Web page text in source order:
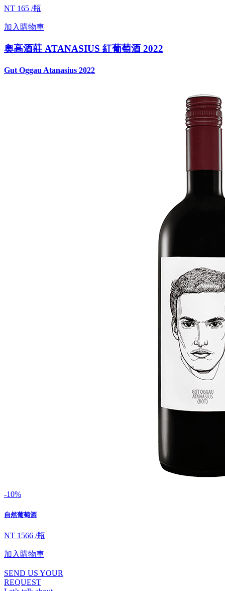
NT 165 /瓶
加入購物車
奧高酒莊 ATANASIUS 紅葡萄酒 2022
Gut Oggau Atanasius 2022
-10%
自然葡萄酒
NT 1566 /瓶
加入購物車
SEND US YOUR
REQUEST